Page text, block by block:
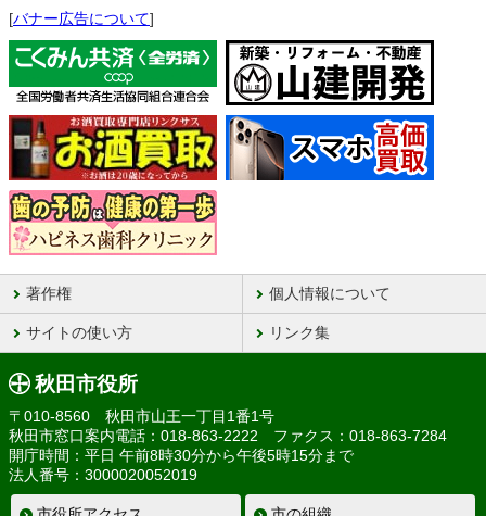
[バナー広告について]
著作権 個人情報について
サイトの使い方 リンク集
秋田市役所
〒010-8560 秋田市山王一丁目1番1号
秋田市窓口案内電話：018-863-2222 ファクス：018-863-7284
開庁時間：平日 午前8時30分から午後5時15分まで
法人番号：3000020052019